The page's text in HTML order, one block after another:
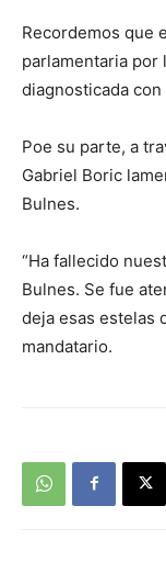
Recordemos que
parlamentaria por
diagnosticada con
Poe su parte, a
Gabriel Boric
Bulnes.
“Ha fallecido
Bulnes. Se fue
deja esas estelas
mandatario.